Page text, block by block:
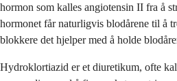
hormon som kalles angiotensin II fra å
hormonet får naturligvis blodårene til å
blokkere det hjelper med å holde
Hydroklortiazid er et diuretikum, ofte